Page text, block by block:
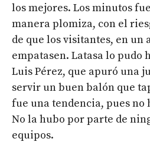
los mejores. Los minutos
manera plomiza, con el
de que los visitantes, en un
empatasen. Latasa lo pudo
Luis Pérez, que apuró una
servir un buen balón que
fue una tendencia, pues no
No la hubo por parte de
equipos.